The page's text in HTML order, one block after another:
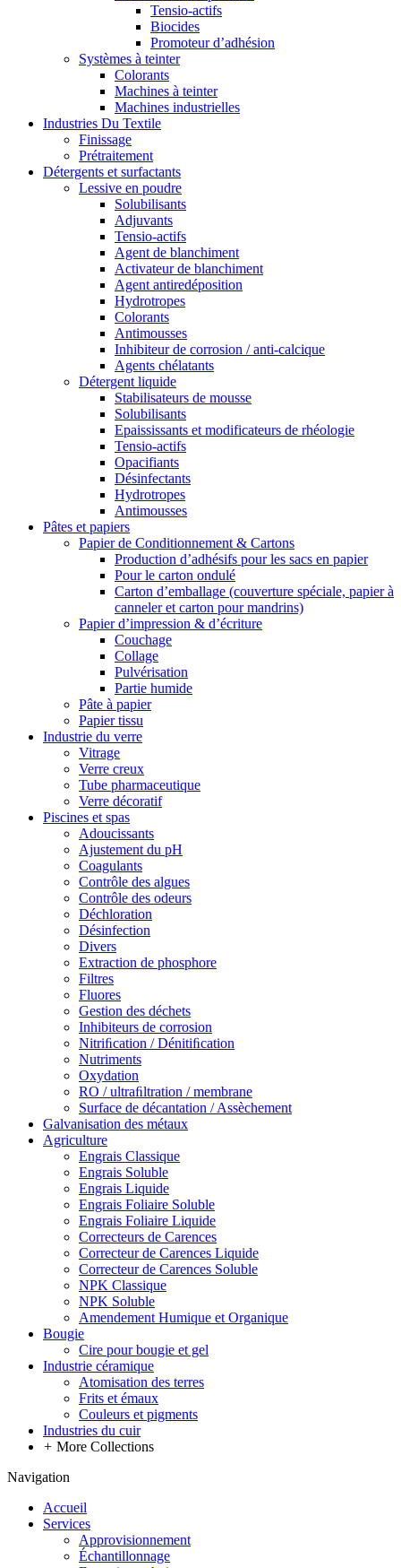
Tensio-actifs
Biocides
Promoteur d’adhésion
Systèmes à teinter
Colorants
Machines à teinter
Machines industrielles
Industries Du Textile
Finissage
Prétraitement
Détergents et surfactants
Lessive en poudre
Solubilisants
Adjuvants
Tensio-actifs
Agent de blanchiment
Activateur de blanchiment
Agent antiredéposition
Hydrotropes
Colorants
Antimousses
Inhibiteur de corrosion / anti-calcique
Agents chélatants
Détergent liquide
Stabilisateurs de mousse
Solubilisants
Epaississants et modificateurs de rhéologie
Tensio-actifs
Opacifiants
Désinfectants
Hydrotropes
Antimousses
Pâtes et papiers
Papier de Conditionnement & Cartons
Production d’adhésifs pour les sacs en papier
Pour le carton ondulé
Carton d’emballage (couverture spéciale, papier à
canneler et carton pour mandrins)
Papier d’impression & d’écriture
Couchage
Collage
Pulvérisation
Partie humide
Pâte à papier
Papier tissu
Industrie du verre
Vitrage
Verre creux
Tube pharmaceutique
Verre décoratif
Piscines et spas
Adoucissants
Ajustement du pH
Coagulants
Contrôle des algues
Contrôle des odeurs
Déchloration
Désinfection
Divers
Extraction de phosphore
Filtres
Fluores
Gestion des déchets
Inhibiteurs de corrosion
Nitriﬁcation / Dénitiﬁcation
Nutriments
Oxydation
RO / ultraﬁltration / membrane
Surface de décantation / Assèchement
Galvanisation des métaux
Agriculture
Engrais Classique
Engrais Soluble
Engrais Liquide
Engrais Foliaire Soluble
Engrais Foliaire Liquide
Correcteurs de Carences
Correcteur de Carences Liquide
Correcteur de Carences Soluble
NPK Classique
NPK Soluble
Amendement Humique et Organique
Bougie
Cire pour bougie et gel
Industrie céramique
Atomisation des terres
Frits et émaux
Couleurs et pigments
Industries du cuir
+ More Collections
Navigation
Accueil
Services
Approvisionnement
Échantillonnage